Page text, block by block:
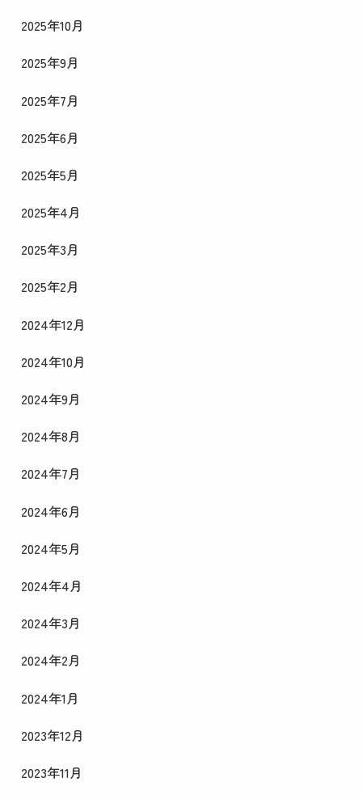
2025年10月
2025年9月
2025年7月
2025年6月
2025年5月
2025年4月
2025年3月
2025年2月
2024年12月
2024年10月
2024年9月
2024年8月
2024年7月
2024年6月
2024年5月
2024年4月
2024年3月
2024年2月
2024年1月
2023年12月
2023年11月